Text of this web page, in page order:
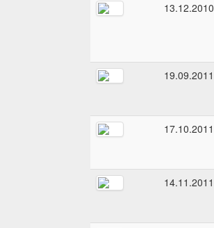
13.12.2010
19.09.2011
17.10.2011
14.11.2011